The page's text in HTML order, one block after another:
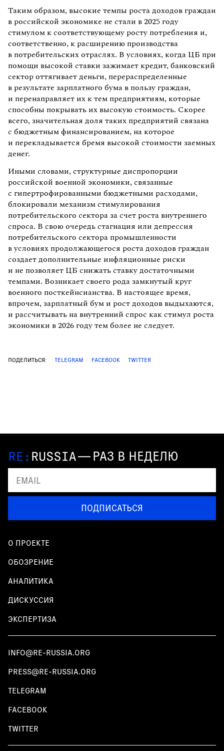
Таким образом, высокие темпы роста доходов граждан
в российской экономике не стали в 2025 году
стимулом к соответствующему росту потребления и,
соответственно, к расширению производства
в потребительских отраслях. В условиях, когда ЦБ при
помощи высокой ставки зажимает кредит, банковский
сектор оттягивает деньги, перераспределенные
в результате зарплатного бума в пользу граждан,
и перенаправляет их к тем предприятиям, которые
способны покрывать их высокую стоимость. Скорее
всего, значительная доля таких предприятий связана
с бюджетным финансированием, на которое
и перекладывается бремя высокой стоимости заемных
денег.
Иными словами, структурные диспропорции
российской военной экономики, связанные
с гипертрофированными бюджетными расходами,
блокировали механизм стимулирования
потребительского сектора за счет роста внутреннего
спроса. В свою очередь стагнация или депрессия
потребительского сектора промышленности
в условиях продолжающегося роста доходов граждан
создает дополнительные инфляционные риски
и не позволяет ЦБ снижать ставку достаточными
темпами. Возникает своего рода замкнутый круг
военного посткейнсианства. В настоящее время,
впрочем, зарплатный бум и рост доходов выдыхаются,
и рассчитывать на внутренний спрос как стимул роста
экономики в 2026 году тем более не следует.
ПОДЕЛИТЬСЯ: TELEGRAM FACEBOOK TWITTER
— РАЗ В НЕДЕЛЮ
ПОДПИСАТЬСЯ
О ПРОЕКТЕ
ОБОЗРЕНИЕ
АНАЛИТИКА
ДИСКУССИЯ
ЭКСПЕРТИЗА
INFO@RE-RUSSIA.ORG
PRESS@RE-RUSSIA.ORG
TELEGRAM
FACEBOOK
TWITTER